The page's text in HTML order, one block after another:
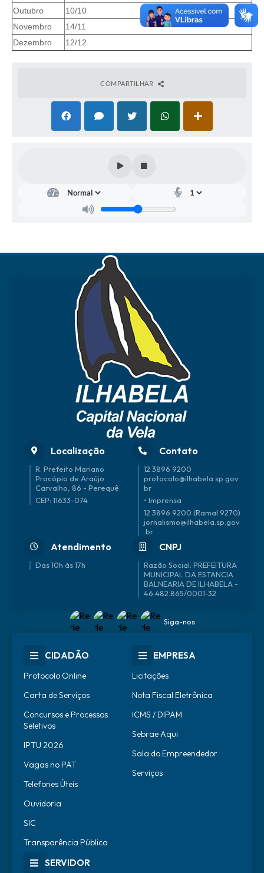
Outubro
10/10
Novembro
14/11
Dezembro
12/12
COMPARTILHAR
Localização
R. Prefeito Mariano
Procópio de Araújo
Carvalho, 86 - Perequê
CEP: 11633-074
Contato
12 3896 9200
protocolo@ilhabela.sp.gov.
br
• Imprensa
12 3896 9200 (Ramal 9270)
jornalismo@ilhabela.sp.gov
.br
Atendimento
Das 10h às 17h
CNPJ
46.482.865/0001-32
Siga-nos
CIDADÃO
Protocolo Online
Carta de Serviços
Concursos e Processos
Seletivos
IPTU 2026
Vagas no PAT
Telefones Úteis
Ouvidoria
SIC
Transparência Pública
EMPRESA
Licitações
Nota Fiscal Eletrônica
ICMS / DIPAM
Sebrae Aqui
Sala do Empreendedor
Serviços
SERVIDOR